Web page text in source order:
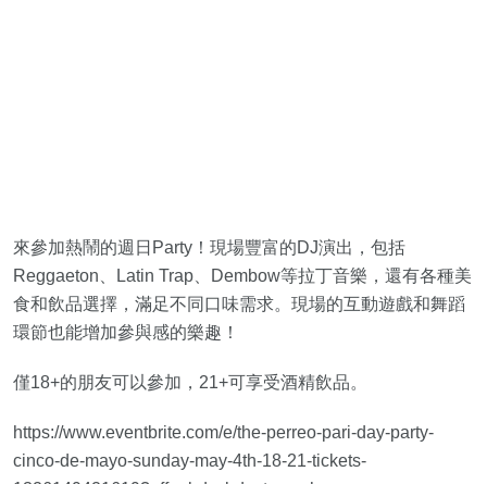
來參加熱鬧的週日Party！現場豐富的DJ演出，包括
Reggaeton、Latin Trap、Dembow等拉丁音樂，還有各種美
食和飲品選擇，滿足不同口味需求。現場的互動遊戲和舞蹈
環節也能增加參與感的樂趣！
僅18+的朋友可以參加，21+可享受酒精飲品。
https://www.eventbrite.com/e/the-perreo-pari-day-party-
cinco-de-mayo-sunday-may-4th-18-21-tickets-